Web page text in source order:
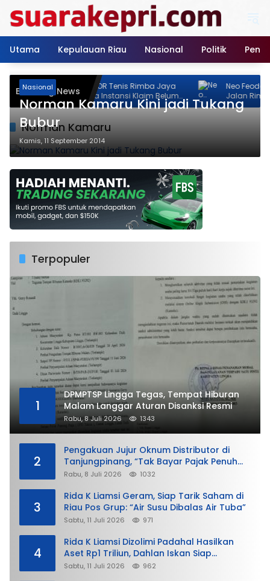
konten
Utama
Kepulauan Riau Nasional Politik
Breaking News
Pembangunan GOR Tenis Rimba Jaya
Jadi Sorotan, Dua Instansi Klaim Belum
Ada Izin
Neo Feodal!
Jalan Rimba Jaya
Izin, Pemilik Malah
Norman Kamaru
Nasional
Norman Kamaru Kini jadi Tukang
Bubur
Kamis, 11 September 2014
Terpopuler
1
DPMPTSP Lingga Tegas, Tempat Hiburan
Malam Langgar Aturan Disanksi Resmi
Rabu, 8 Juli 2026 1343
2
Pengakuan Jujur Oknum Distributor di
Tanjungpinang, “Tak Bayar Pajak Penuh
demi Untung”
Rabu, 8 Juli 2026 1032
3
Rida K Liamsi Geram, Siap Tarik Saham di
Riau Pos Grup: “Air Susu Dibalas Air Tuba”
Sabtu, 11 Juli 2026 971
4
Rida K Liamsi Dizolimi Padahal Hasilkan
Aset Rp1 Triliun, Dahlan Iskan Siap
Membela
Sabtu, 11 Juli 2026 962